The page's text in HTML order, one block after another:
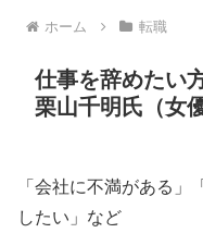
ホーム 転職
仕事を辞めたい
栗山千明氏（女
「会社に不満がある
したい」など